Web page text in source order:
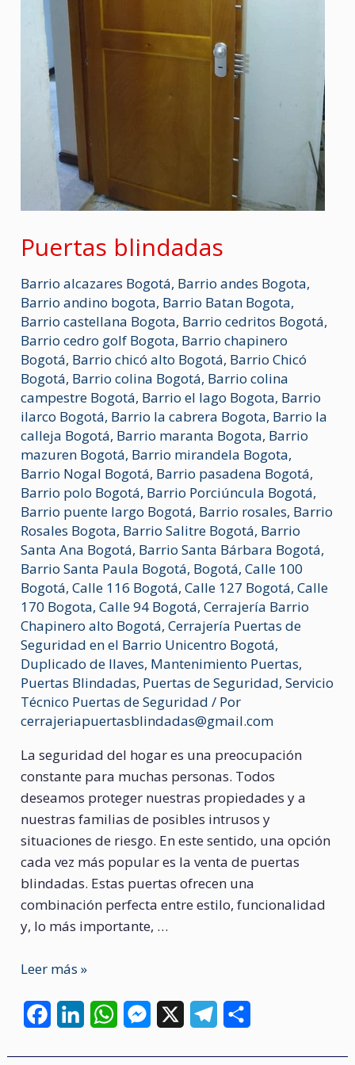
Puertas blindadas
Barrio alcazares Bogotá, Barrio andes Bogota,
Barrio andino bogota, Barrio Batan Bogota,
Barrio castellana Bogota, Barrio cedritos Bogotá,
Barrio cedro golf Bogota, Barrio chapinero
Bogotá, Barrio chicó alto Bogotá, Barrio Chicó
Bogotá, Barrio colina Bogotá, Barrio colina
campestre Bogotá, Barrio el lago Bogota, Barrio
ilarco Bogotá, Barrio la cabrera Bogota, Barrio la
calleja Bogotá, Barrio maranta Bogota, Barrio
mazuren Bogotá, Barrio mirandela Bogota,
Barrio Nogal Bogotá, Barrio pasadena Bogotá,
Barrio polo Bogotá, Barrio Porciúncula Bogotá,
Barrio puente largo Bogotá, Barrio rosales, Barrio
Rosales Bogota, Barrio Salitre Bogotá, Barrio
Santa Ana Bogotá, Barrio Santa Bárbara Bogotá,
Barrio Santa Paula Bogotá, Bogotá,Calle 100
Bogotá,Calle 116 Bogotá,Calle 127 Bogotá,Calle
170 Bogota,Calle 94 Bogotá,Cerrajería Barrio
Chapinero alto Bogotá,Cerrajería Puertas de
Seguridad en el Barrio Unicentro Bogotá,
Duplicado de llaves, Mantenimiento Puertas,
Puertas Blindadas, Puertas de Seguridad,Servicio
Técnico Puertas de Seguridad / Por
cerrajeriapuertasblindadas@gmail.com
La seguridad del hogar es una preocupación
constante para muchas personas. Todos
deseamos proteger nuestras propiedades y a
nuestras familias de posibles intrusos y
situaciones de riesgo. En este sentido, una opción
cada vez más popular es la venta de puertas
blindadas. Estas puertas ofrecen una
combinación perfecta entre estilo, funcionalidad
y, lo más importante, …
Puertas
Leer más »
W
M